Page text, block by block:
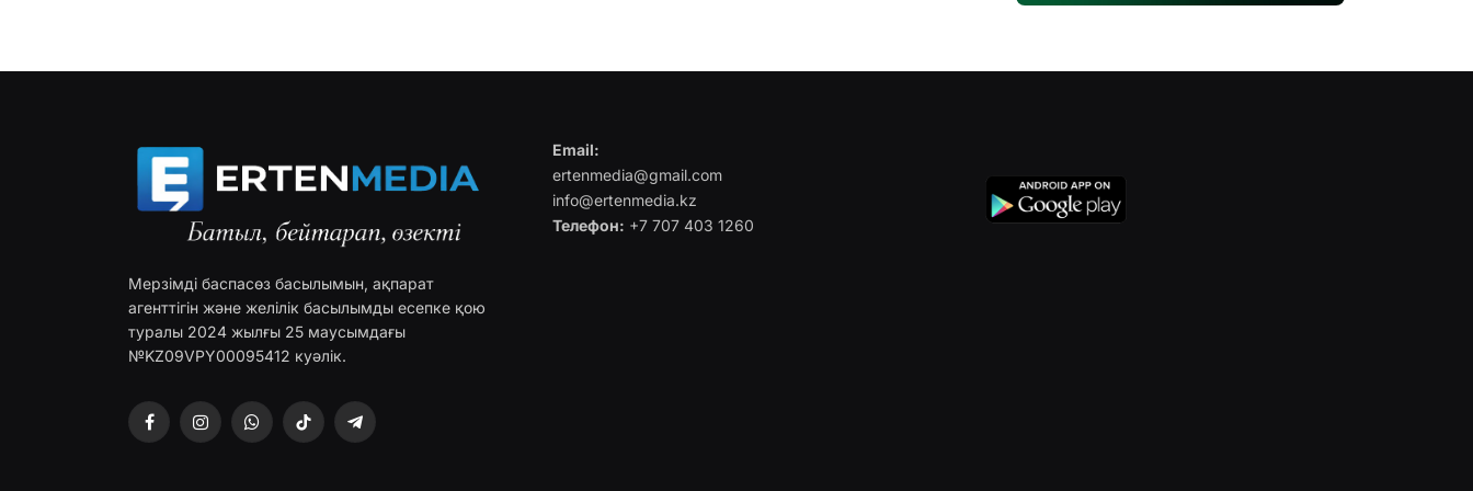
Мерзімді баспасөз басылымын, ақпарат
агенттігін және желілік басылымды есепке қою
туралы 2024 жылғы 25 маусымдағы
№KZ09VPY00095412 куәлік.
FacebookInstagramWhatsAppTikTok Telegram
Email:
ertenmedia@gmail.com
info@ertenmedia.kz
Телефон: +7 707 403 1260